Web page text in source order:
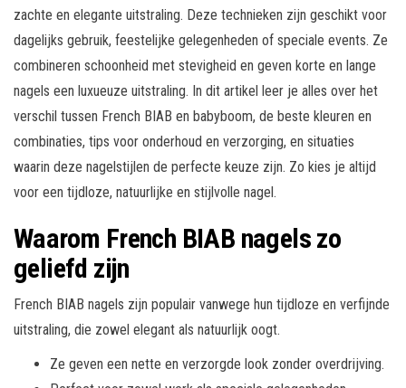
zachte en elegante uitstraling. Deze technieken zijn geschikt voor
dagelijks gebruik, feestelijke gelegenheden of speciale events. Ze
combineren schoonheid met stevigheid en geven korte en lange
nagels een luxueuze uitstraling. In dit artikel leer je alles over het
verschil tussen French BIAB en babyboom, de beste kleuren en
combinaties, tips voor onderhoud en verzorging, en situaties
waarin deze nagelstijlen de perfecte keuze zijn. Zo kies je altijd
voor een tijdloze, natuurlijke en stijlvolle nagel.
Waarom French BIAB nagels zo
geliefd zijn
French BIAB nagels zijn populair vanwege hun tijdloze en verfijnde
uitstraling, die zowel elegant als natuurlijk oogt.
Ze geven een nette en verzorgde look zonder overdrijving.